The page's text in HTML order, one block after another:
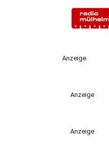
Anzeige
Anzeige
Anzeige